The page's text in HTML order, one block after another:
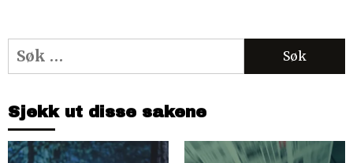
Søk
etter:
Sjekk ut disse sakene